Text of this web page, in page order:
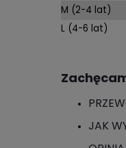
M (2-4 lat)
L (4-6 lat)
JAK